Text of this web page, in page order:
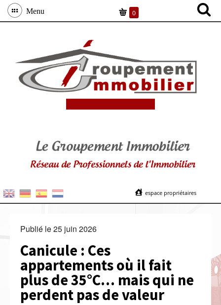
Menu 0
espace propriétaires
Publié le25 juin 2026
Canicule : Ces
appartements où il fait
plus de 35°C… mais qui ne
perdent pas de valeur